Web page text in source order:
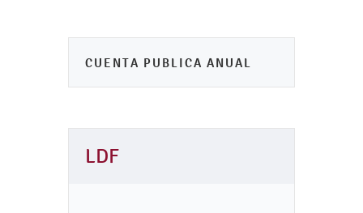
CUENTA PUBLICA ANUAL
LDF